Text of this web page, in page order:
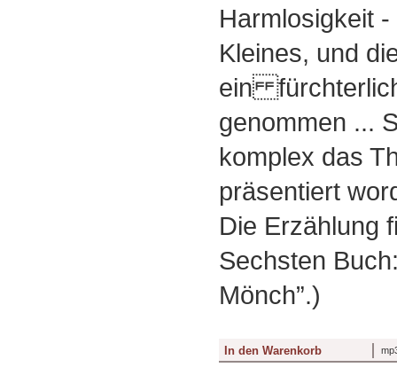
Harmlosigkeit
Kleines, und
ein
genommen ...
komplex das
präsentiert
Die Erzählung
Sechsten
Mönch”.)